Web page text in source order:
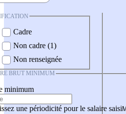
Cadre
Non cadre (1)
Non renseignée
BRUT MINIMUM
minimum
une périodicité pour le salaire saisi